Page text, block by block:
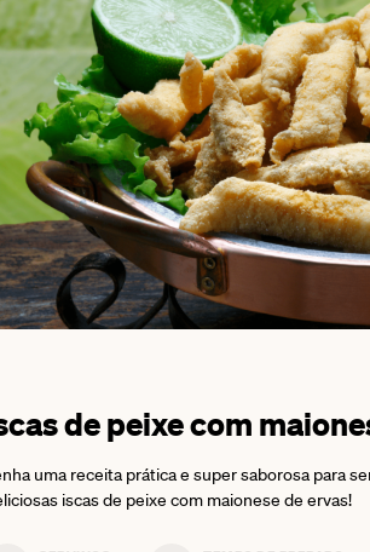
de peixe com
uma receita prática e super saborosa para
iscas de peixe com maionese de ervas!